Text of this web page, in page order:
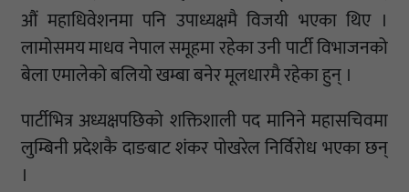
औं महाधिवेशनमा पनि उपाध्यक्षमै विजयी भएका थिए ।
लामोसमय माधव नेपाल समूहमा रहेका उनी पार्टी विभाजनको
बेला एमालेको बलियो खम्बा बनेर मूलधारमै रहेका हुन् ।
पार्टीभित्र अध्यक्षपछिको शक्तिशाली पद मानिने महासचिवमा
लुम्बिनी प्रदेशकै दाङबाट शंकर पोखरेल निर्विरोध भएका छन्
।